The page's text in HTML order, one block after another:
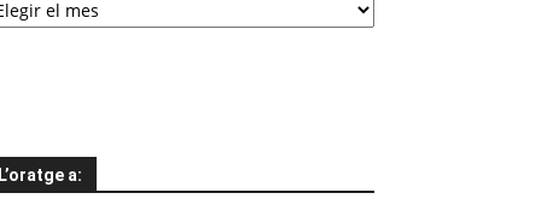
L’oratge a: